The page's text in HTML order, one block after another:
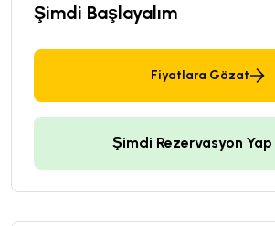
Şimdi Başlayalım
Fiyatlara Gözat
Şimdi Rezervasyon Yap